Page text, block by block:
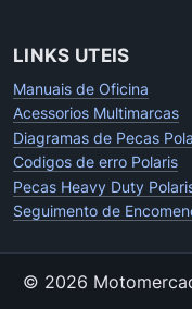
LINKS UTEIS
Manuais de Oficina
Acessorios Multimarcas
Diagramas de Pecas
Codigos de erro Polaris
Pecas Heavy Duty
Seguimento de
© 2026